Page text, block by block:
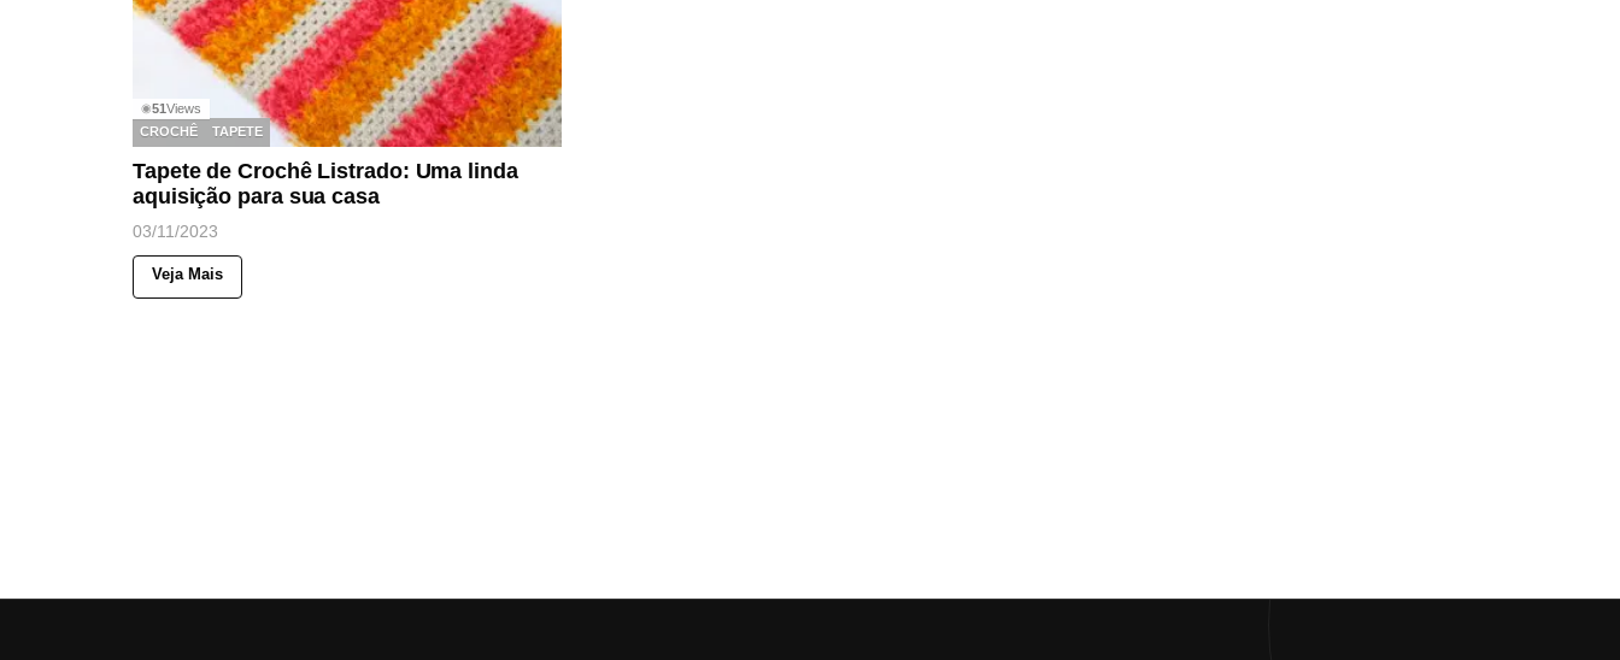
◉51Views
CROCHÊ
TAPETE
Tapete de Crochê Listrado: Uma linda
aquisição para sua casa
03/11/2023
Veja Mais